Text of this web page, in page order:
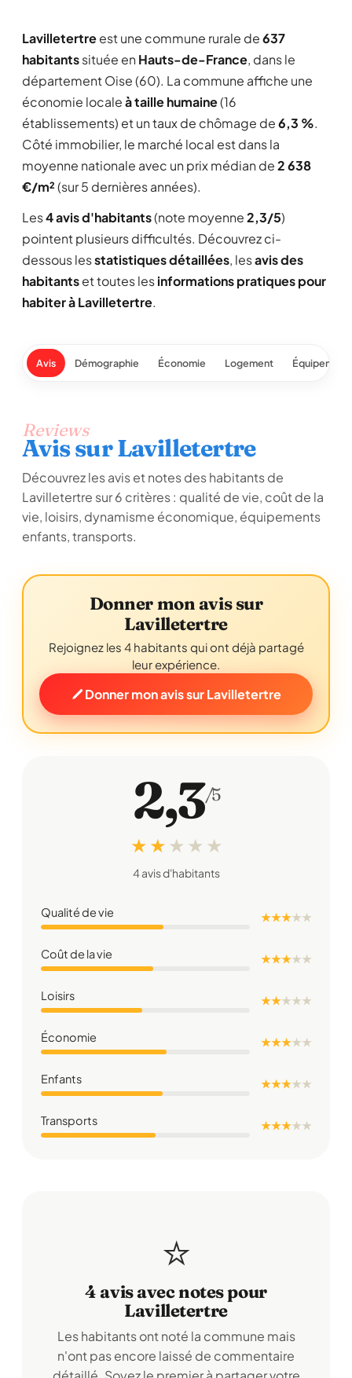
Lavilletertreest une commune rurale de637
habitantssituée en Hauts-de-France, dans le
département Oise (60). La commune affiche une
économie localeà taille humaine(16
établissements) et un taux de chômage de6,3 %.
Côté immobilier, le marché local est dans la
moyenne nationale avec un prix médian de2 638
€/m²(sur 5 dernières années).
Les4 avis d'habitants(note moyenne2,3/5)
pointent plusieurs difficultés. Découvrez ci-
dessous lesstatistiques détaillées, lesavis des
habitantset toutes lesinformations pratiques pour
habiter à Lavilletertre.
Avis Démographie Économie Logement
Reviews
Avis sur Lavilletertre
Découvrez les avis et notes des habitants de
Lavilletertre sur 6 critères : qualité de vie, coût de la
vie, loisirs, dynamisme économique, équipements
enfants, transports.
Donner mon avis sur
Lavilletertre
Rejoignez les 4 habitants qui ont déjà partagé
leur expérience.
Donner mon avis sur Lavilletertre
2,3/5
★ ★ ★ ★ ★
4 avis d'habitants
Qualité de vie ★ ★ ★★★
Coût de la vie ★ ★ ★★★
Loisirs ★ ★★★★
Économie ★ ★ ★★★
Enfants ★ ★ ★★★
Transports ★ ★ ★★★
⭐
4 avis avec notes pour
Lavilletertre
Les habitants ont noté la commune mais
n'ont pas encore laissé de commentaire